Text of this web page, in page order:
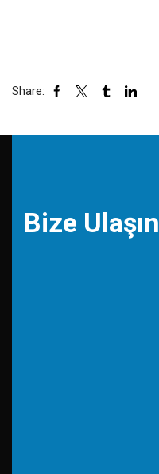
Share:
Bize Ulaşın